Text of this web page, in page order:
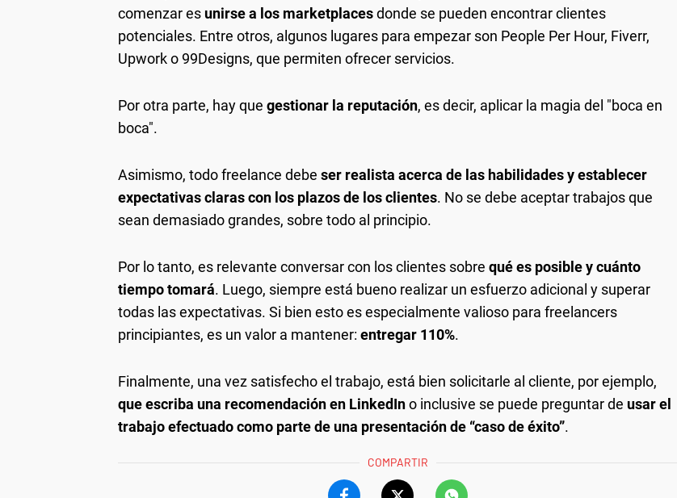
comenzar es unirse a los marketplacesdonde se pueden encontrar clientes
potenciales. Entre otros, algunos lugares para empezar son People Per Hour, Fiverr,
Upwork o 99Designs, que permiten ofrecer servicios.
Por otra parte, hay que gestionar la reputación, es decir, aplicar la magia del "boca en
boca".
Asimismo, todo freelance debe ser realista acerca de las habilidades y establecer
expectativas claras con los plazos de los clientes. No se debe aceptar trabajos que
sean demasiado grandes, sobre todo al principio.
Por lo tanto, es relevante conversar con los clientes sobre qué es posible y cuánto
tiempo tomará. Luego, siempre está bueno realizar un esfuerzo adicional y superar
todas las expectativas. Si bien esto es especialmente valioso para freelancers
principiantes, es un valor a mantener: entregar 110%.
Finalmente, una vez satisfecho el trabajo, está bien solicitarle al cliente, por ejemplo,
que escriba una recomendación en LinkedIno inclusive se puede preguntar de usar el
trabajo efectuado como parte de una presentación de “caso de éxito”.
COMPARTIR